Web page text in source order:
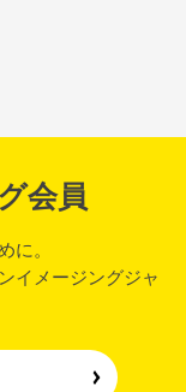
会員
に。
イメージングジャ